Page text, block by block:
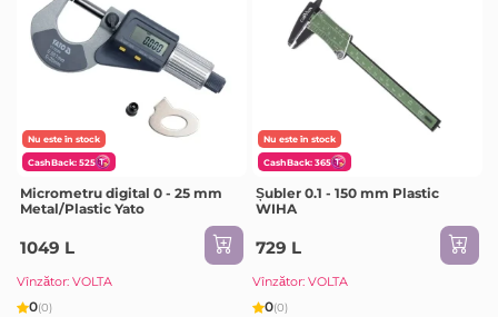
Nu este în stock
CashBack: 525
Micrometru digital 0 - 25 mm
Metal/Plastic Yato
1049 L
Vînzător: VOLTA
0(0)
Nu este în stock
CashBack: 365
Șubler 0.1 - 150 mm Plastic
WIHA
729 L
Vînzător: VOLTA
0(0)